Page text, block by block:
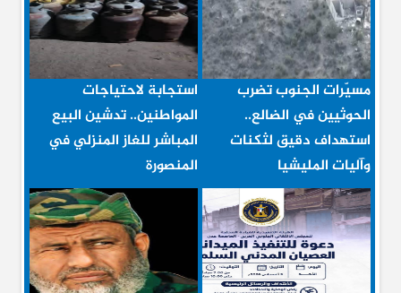
مسيّرات الجنوب تضرب
الحوثيين في الضالع..
استهداف دقيق لثكنات
وآليات المليشيا
استجابة لاحتياجات
المواطنين.. تدشين البيع
المباشر للغاز المنزلي في
المنصورة